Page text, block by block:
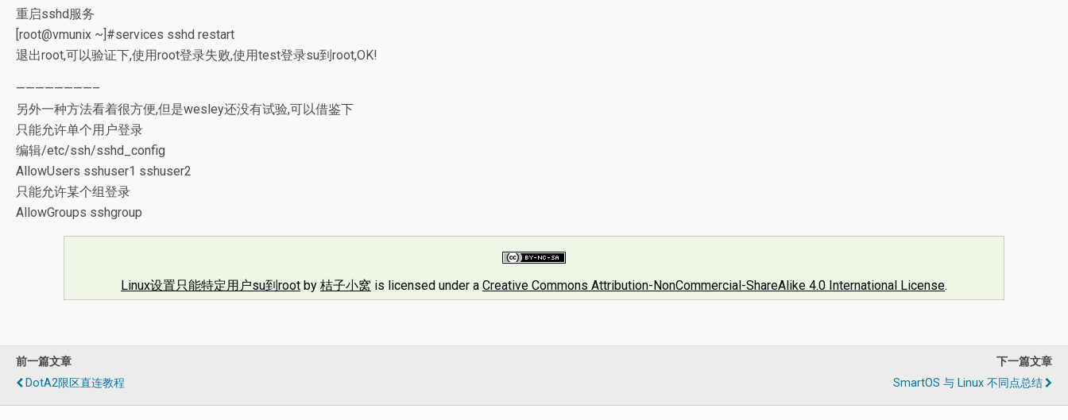
重启sshd服务
[root@vmunix ~]#services sshd restart
退出root,可以验证下,使用root登录失败,使用test登录su到root,OK!
————————–
另外一种方法看着很方便,但是wesley还没有试验,可以借鉴下
只能允许单个用户登录
编辑/etc/ssh/sshd_config
AllowUsers sshuser1 sshuser2
只能允许某个组登录
AllowGroups sshgroup
Linux设置只能特定用户su到root by 桔子小窝 is licensed under a Creative Commons Attribution-NonCommercial-ShareAlike 4.0 International License.
前一篇文章
DotA2限区直连教程
下一篇文章
SmartOS 与 Linux 不同点总结